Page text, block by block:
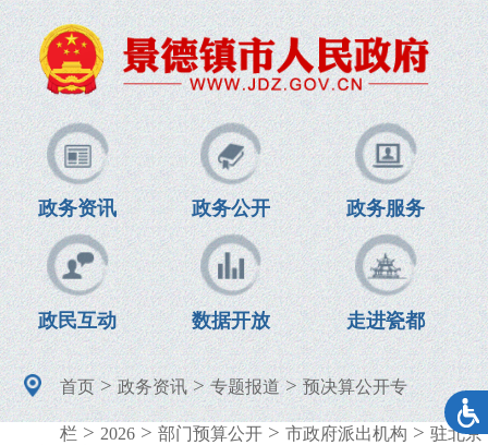
政务资讯 政务公开 政务服务
政民互动 数据开放 走进瓷都
首页>政务资讯>专题报道>预决算公开专
栏 > 2026> 部门预算公开> 市政府派出机构 > 驻北京